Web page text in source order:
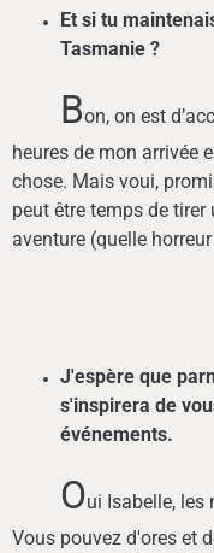
Et si tu
Tasmanie ?
Bon, on est
heures de mon arrivée
chose. Mais voui,
peut être temps de
aventure (quelle
J'espère que
s'inspirera de
événements.
Oui Isabelle, les
Vous pouvez d'ores et